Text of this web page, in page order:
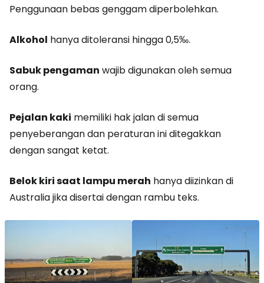
Penggunaan bebas genggam diperbolehkan.
Alkohol hanya ditoleransi hingga 0,5‰.
Sabuk pengaman wajib digunakan oleh semua
orang.
Pejalan kaki memiliki hak jalan di semua
penyeberangan dan peraturan ini ditegakkan
dengan sangat ketat.
Belok kiri saat lampu merah hanya diizinkan di
Australia jika disertai dengan rambu teks.